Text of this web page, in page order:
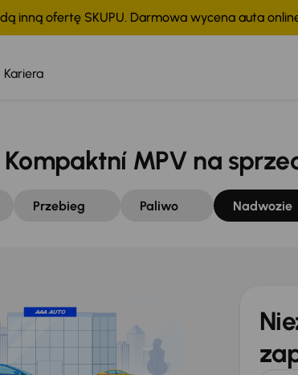
inną ofertę SKUPU. Darmowa wycena auta
Kariera
MPV na
Przebieg Paliwo Nadwozie